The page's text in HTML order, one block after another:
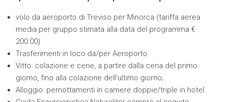
volo da aeroporto di Treviso per Minorca (tariffa aerea
media per gruppo stimata alla data del programma €
200.00)
Trasferimenti in loco da/per Aeroporto.
Vitto: colazione e cene, a partire dalla cena del primo
giorno, fino alla colazione dell’ultimo giorno;
Alloggio: pernottamenti in camere doppie/triple in hotel.